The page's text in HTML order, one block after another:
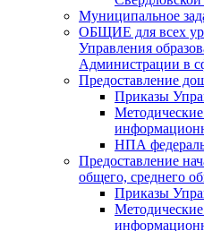
Муниципальное
ОБЩИЕ для всех
Управления
Администрации в
Предоставление
Приказы
НПА
Предоставление
общего, среднего
Приказы